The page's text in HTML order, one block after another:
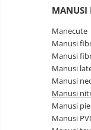
Costum-Salopeta
Halate de lucru
Imbracaminte Femei
Jachete de iarna
Jachete/Bluze
MANUSI
Manecute
Manusi
Manusi
Manusi
Manusi
Manusi
Manusi
Manusi